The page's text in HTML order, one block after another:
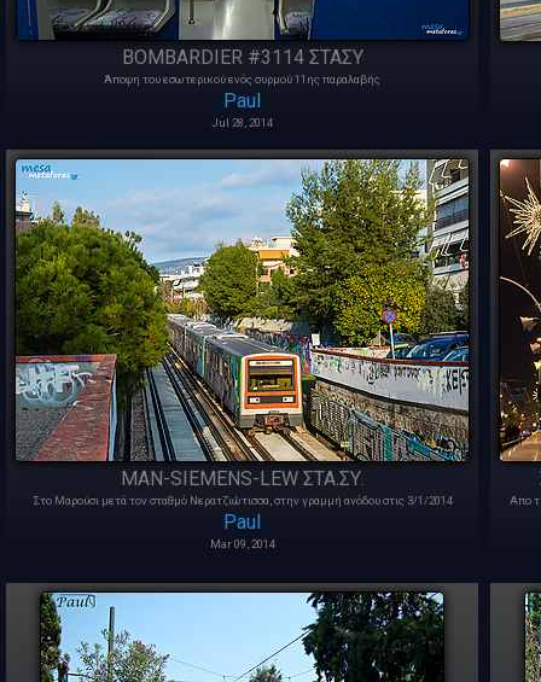
BOMBARDIER #3114 ΣΤΑΣΥ
Άποψη του εσωτερικού ενός συρμού 11ης παραλαβής
Paul
Jul 28, 2014
MAN-SIEMENS-LEW ΣΤΑ.ΣΥ.
Στο Μαρούσι μετά τον σταθμό Νερατζιώτισσα, στην γραμμή ανόδου στις 3/1/2014
Paul
Mar 09, 2014
Απο